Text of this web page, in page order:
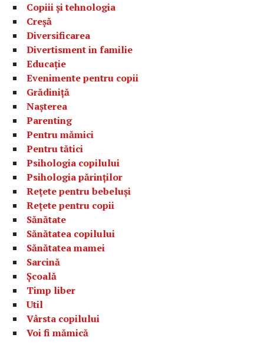
Copiii și tehnologia
Creșă
Diversificarea
Divertisment in familie
Educație
Evenimente pentru copii
Grădiniță
Nașterea
Parenting
Pentru mămici
Pentru tătici
Psihologia copilului
Psihologia părinților
Rețete pentru bebeluși
Rețete pentru copii
Sănătate
Sănătatea copilului
Sănătatea mamei
Sarcină
Școală
Timp liber
Util
Vârsta copilului
Voi fi mămică